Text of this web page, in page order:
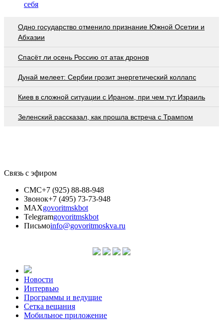
себя
Одно государство отменило признание Южной Осетии и
Абхазии
Спасёт ли осень Россию от атак дронов
Дунай мелеет: Сербии грозит энергетический коллапс
Киев в сложной ситуации с Ираном, при чем тут Израиль
Зеленский рассказал, как прошла встреча с Трампом
Связь с эфиром
СМС+7 (925) 88-88-948
Звонок+7 (495) 73-73-948
MAXgovoritmskbot
Telegramgovoritmskbot
Письмоinfo@govoritmoskva.ru
Новости
Интервью
Программы и ведущие
Сетка вещания
Мобильное приложение